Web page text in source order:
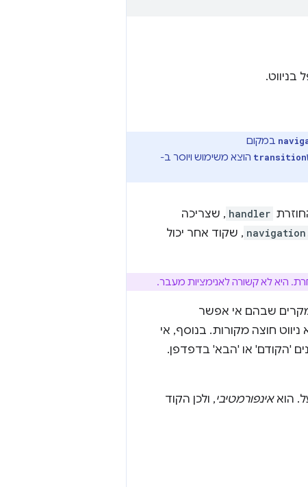
במקום
הוצא משימוש ויוסר ב-
handler , שצריכה
, שקוד אחר יכול
היא לא קשורה לאנימציות מעבר.
שבהם אי אפשר
ניווט חוצה מקורות. בנוסף, אי
'הקודם' או 'הבא' בדפדפן.
הואאינפורמטיבי, ולכן הקוד